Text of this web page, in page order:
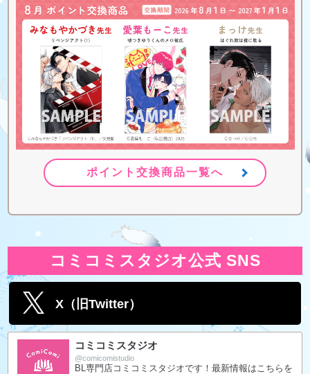
ポイント交換商品一覧へ
コミコミスタジオ公式 SNS
X（旧Twitter）
コミコミスタジオ
@comicomistudio
BL専門店コミコミスタジオです！最新情報はこちらを